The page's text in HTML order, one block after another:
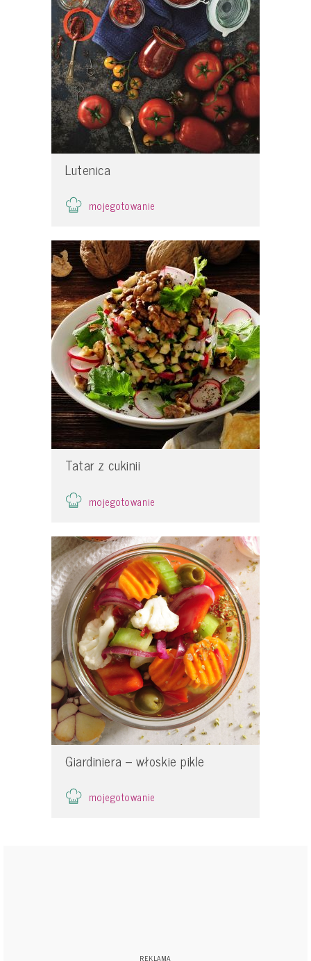
Lutenica
mojegotowanie
Tatar z cukinii
mojegotowanie
Giardiniera – włoskie pikle
mojegotowanie